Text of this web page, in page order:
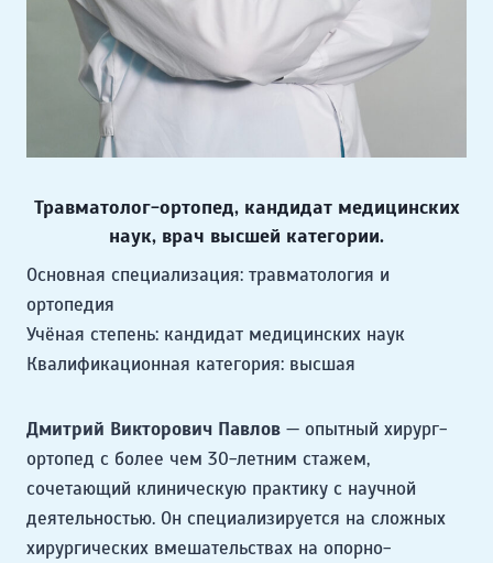
Травматолог-ортопед, кандидат медицинских
наук, врач высшей категории.
Основная специализация: травматология и
ортопедия
Учёная степень: кандидат медицинских наук
Квалификационная категория: высшая
Дмитрий Викторович Павлов — опытный хирург-
ортопед с более чем 30-летним стажем,
сочетающий клиническую практику с научной
деятельностью. Он специализируется на сложных
хирургических вмешательствах на опорно-